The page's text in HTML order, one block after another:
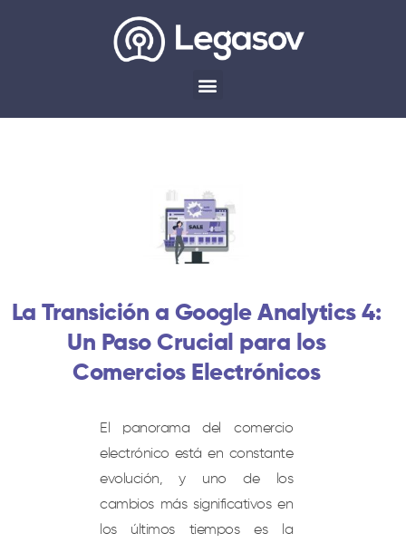
La Transición a Google Analytics 4:
Un Paso Crucial para los
Comercios Electrónicos
El panorama del comercio
electrónico está en constante
evolución, y uno de los
cambios más significativos en
los últimos tiempos es la